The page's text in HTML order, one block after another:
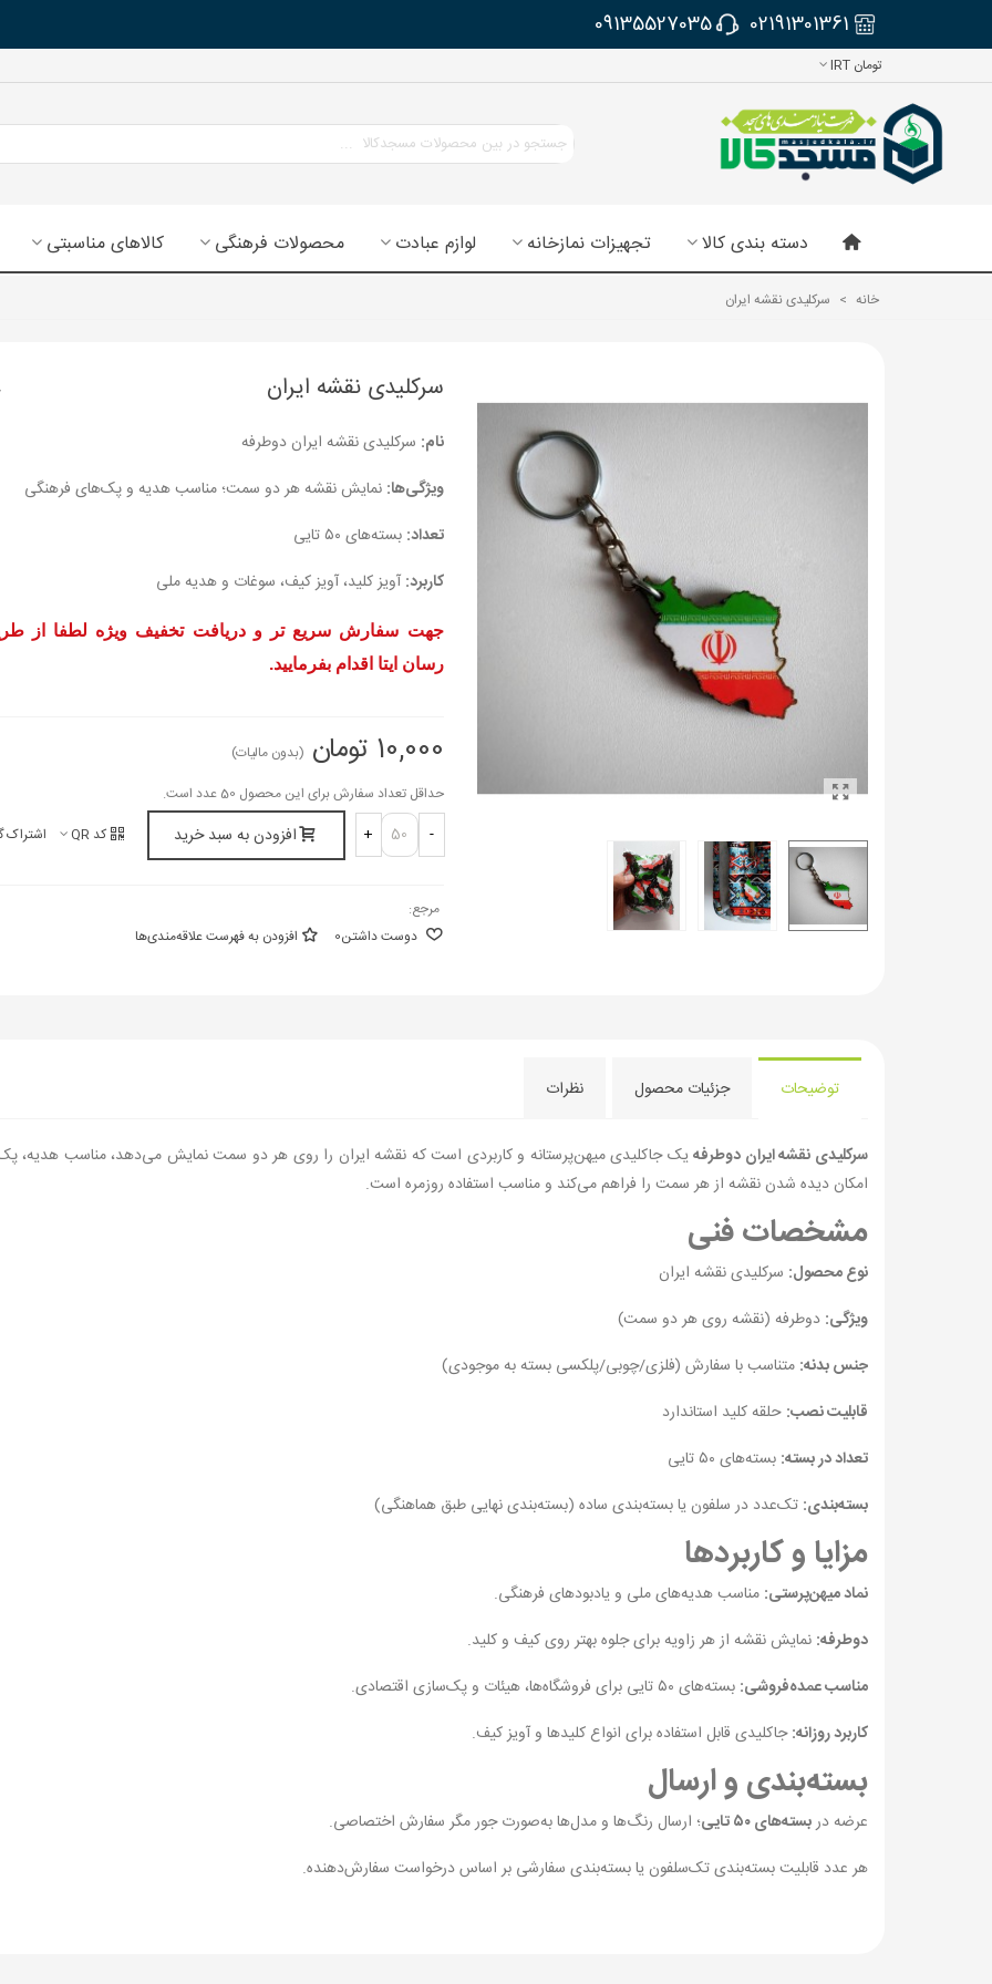
02191301361
09135527035
تومان IRT
دسته بندی کالا تجهیزات نمازخانه لوازم عبادت محصولات فرهنگی کالاهای مناسبتی
خانه > سرکلیدی نقشه ایران
سرکلیدی نقشه ایران
نام: سرکلیدی نقشه ایران دوطرفه
ویژگی‌ها: نمایش نقشه هر دو سمت؛ مناسب هدیه و پک‌های فرهنگی
تعداد: بسته‌های ۵۰ تایی
کاربرد: آویز کلید، آویز کیف، سوغات و هدیه ملی
جهت سفارش سریع تر و دریافت تخفیف ویژه لطفا از
رسان ایتا اقدام بفرمایید.
10,000 تومان
(بدون مالیات)
حداقل تعداد سفارش برای این محصول 50 عدد است.
-
+ افزودن به سبد خرید کد QR اشتراک
مرجع:
دوست داشتن0 افزودن به فهرست علاقه‌مندی‌ها
توضیحات جزئیات محصول نظرات
سرکلیدی نقشه ایران دوطرفهیک جاکلیدی میهن‌پرستانه و کاربردی است که نقشه ایران را روی هر دو سمت نمایش می‌دهد، مناسب هدیه،
امکان دیده شدن نقشه از هر سمت را فراهم می‌کند و مناسب استفاده روزمره است.
مشخصات فنی
نوع محصول: سرکلیدی نقشه ایران
ویژگی: دوطرفه (نقشه روی هر دو سمت)
جنس بدنه: متناسب با سفارش (فلزی/چوبی/پلکسی بسته به موجودی)
قابلیت نصب: حلقه کلید استاندارد
تعداد در بسته: بسته‌های ۵۰ تایی
بسته‌بندی: تک‌عدد در سلفون یا بسته‌بندی ساده (بسته‌بندی نهایی طبق هماهنگی)
مزایا و کاربردها
نماد میهن‌پرستی: مناسب هدیه‌های ملی و یادبودهای فرهنگی.
دوطرفه: نمایش نقشه از هر زاویه برای جلوه بهتر روی کیف و کلید.
مناسب عمده‌فروشی: بسته‌های ۵۰ تایی برای فروشگاه‌ها، هیئات و پک‌سازی اقتصادی.
کاربرد روزانه:جاکلیدی قابل استفاده برای انواع کلیدها و آویز کیف.
بسته‌بندی و ارسال
عرضه دربسته‌های ۵۰ تایی
؛ ارسال رنگ‌ها و مدل‌ها به‌صورت جور مگر سفارش اختصاصی.
هر عدد قابلیت بسته‌بندی تک‌سلفون یا بسته‌بندی سفارشی بر اساس درخواست سفارش‌دهنده.